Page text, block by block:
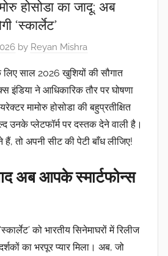
होसोडा का जादू: अब
‘स्कार्लेट’
by Reyan Mishra
लिए साल 2026 खुशियों की सौगात
इंडियाने आधिकारिक तौर पर घोषणा
मामोरु होसोडाकी बहुप्रतीक्षित
उनके प्लेटफॉर्म पर दस्तक देने वाली है।
तो अपनी सीट की पेटी बाँध लीजिए!
अब आपके स्मार्टफोन्स
‘स्कार्लेट’ को भारतीय सिनेमाघरों में रिलीज
का भरपूर प्यार मिला। अब, जो